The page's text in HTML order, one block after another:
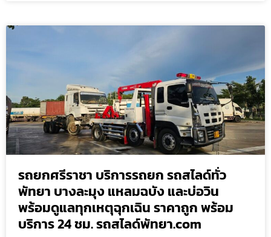
รถยกศรีราชา บริการรถยก รถสไลด์ทั่ว
พัทยา บางละมุง แหลมฉบัง และบ่อวิน
พร้อมดูแลทุกเหตุฉุกเฉิน ราคาถูก พร้อม
บริการ 24 ชม. รถสไลด์พัทยา.com